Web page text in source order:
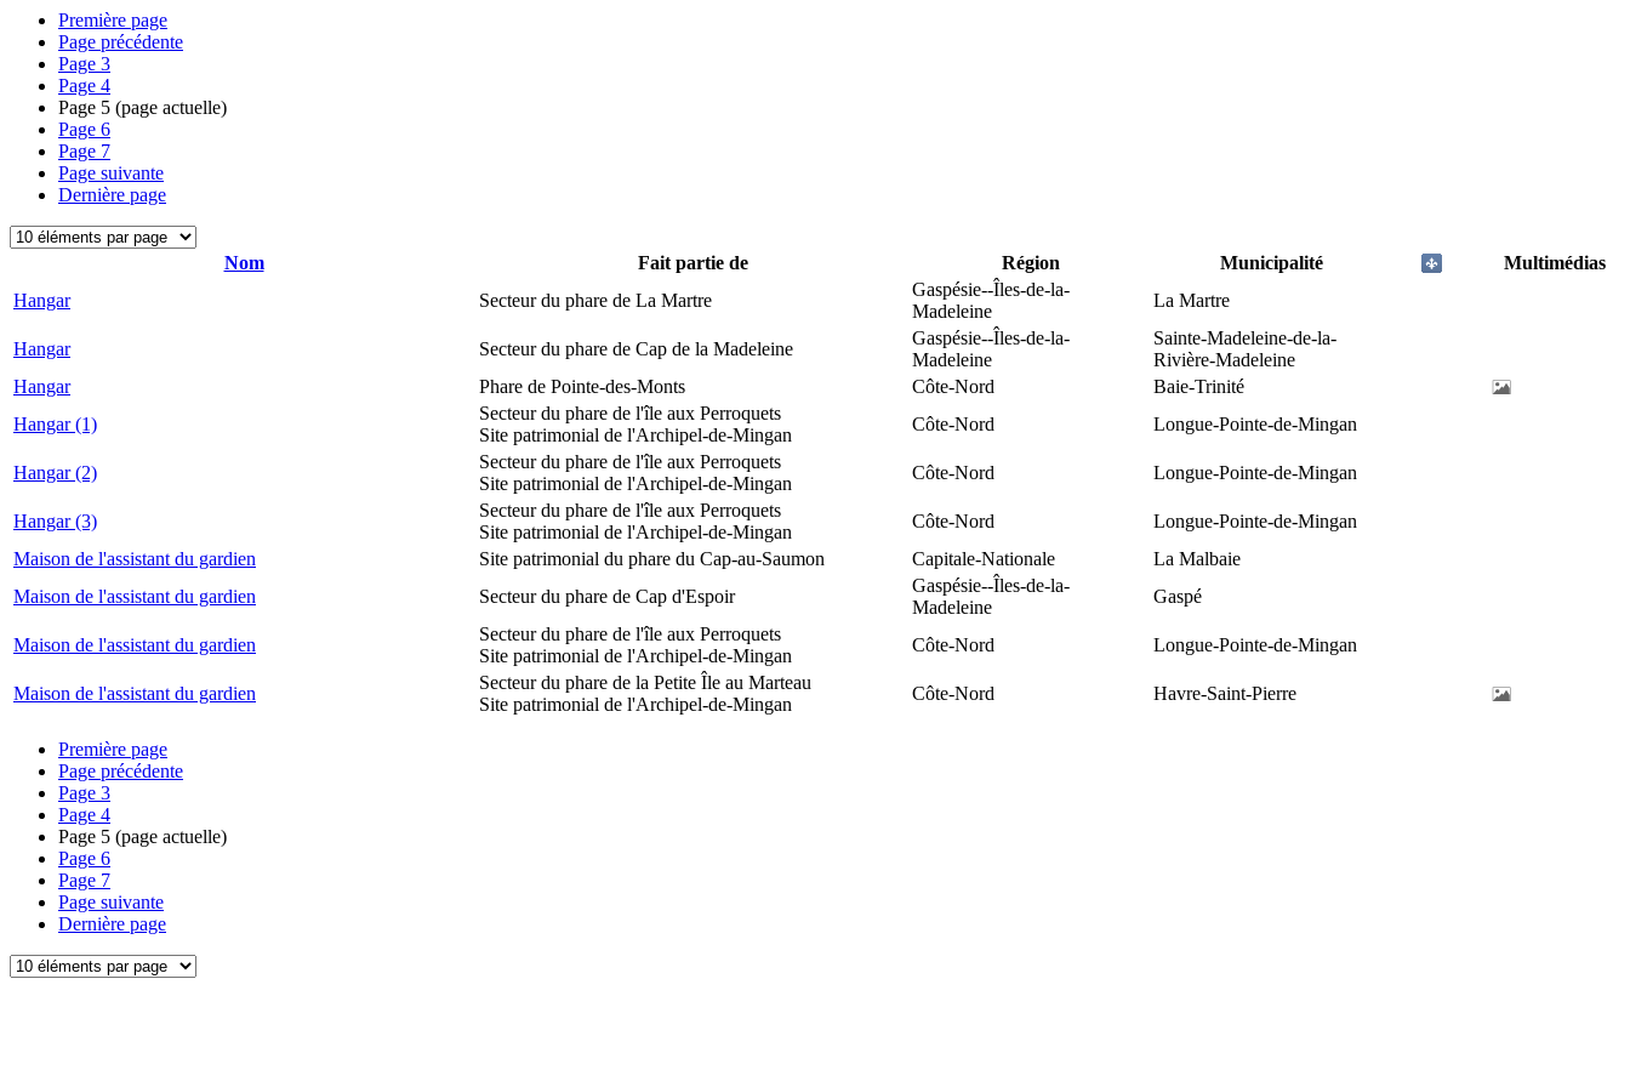
Première page
Page précédente
Page 3
Page 4
Page 5 (page actuelle)
Page 6
Page 7
Page suivante
Dernière page
Nom Fait partie de Région Municipalité
Multimédias
Hangar
Secteur du phare de La Martre
Gaspésie--Îles-de-la-
Madeleine
La Martre
Hangar Secteur du phare de Cap de la Madeleine
Gaspésie--Îles-de-la-
Madeleine
Sainte-Madeleine-de-la-
Rivière-Madeleine
Hangar
Phare de Pointe-des-Monts Côte-Nord
Baie-Trinité
Hangar (1)
Secteur du phare de l'île aux Perroquets
Site patrimonial de l'Archipel-de-Mingan
Côte-Nord Longue-Pointe-de-Mingan
Hangar (2)
Secteur du phare de l'île aux Perroquets
Site patrimonial de l'Archipel-de-Mingan
Côte-Nord Longue-Pointe-de-Mingan
Hangar (3)
Secteur du phare de l'île aux Perroquets
Site patrimonial de l'Archipel-de-Mingan
Côte-Nord
Longue-Pointe-de-Mingan
Maison de l'assistant du gardien
Site patrimonial du phare du Cap-au-Saumon Capitale-Nationale
La Malbaie
Maison de l'assistant du gardien
Secteur du phare de Cap d'Espoir
Gaspésie--Îles-de-la-
Madeleine
Gaspé
Maison de l'assistant du gardien
Secteur du phare de l'île aux Perroquets
Site patrimonial de l'Archipel-de-Mingan
Côte-Nord Longue-Pointe-de-Mingan
Maison de l'assistant du gardien
Secteur du phare de la Petite Île au Marteau
Site patrimonial de l'Archipel-de-Mingan
Côte-Nord Havre-Saint-Pierre
Première page
Page précédente
Page 3
Page 4
Page 5 (page actuelle)
Page 6
Page 7
Page suivante
Dernière page